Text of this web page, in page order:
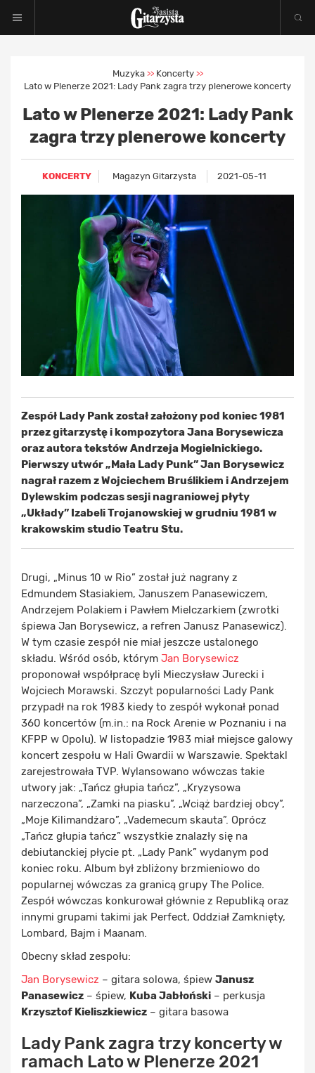
Muzyka >> Koncerty >>
Lato w Plenerze 2021: Lady Pank zagra trzy plenerowe koncerty
Lato w Plenerze 2021: Lady Pank
zagra trzy plenerowe koncerty
KONCERTY Magazyn Gitarzysta 2021-05-11
Zespół Lady Pank został założony pod koniec 1981
przez gitarzystę i kompozytora Jana Borysewicza
oraz autora tekstów Andrzeja Mogielnickiego.
Pierwszy utwór „Mała Lady Punk” Jan Borysewicz
nagrał razem z Wojciechem Bruślikiem i Andrzejem
Dylewskim podczas sesji nagraniowej płyty
„Układy” Izabeli Trojanowskiej w grudniu 1981 w
krakowskim studio Teatru Stu.
Drugi, „Minus 10 w Rio” został już nagrany z
Edmundem Stasiakiem, Januszem Panasewiczem,
Andrzejem Polakiem i Pawłem Mielczarkiem (zwrotki
śpiewa Jan Borysewicz, a refren Janusz Panasewicz).
W tym czasie zespół nie miał jeszcze ustalonego
składu. Wśród osób, którym Jan Borysewicz
proponował współpracę byli Mieczysław Jurecki i
Wojciech Morawski. Szczyt popularności Lady Pank
przypadł na rok 1983 kiedy to zespół wykonał ponad
360 koncertów (m.in.: na Rock Arenie w Poznaniu i na
KFPP w Opolu). W listopadzie 1983 miał miejsce galowy
koncert zespołu w Hali Gwardii w Warszawie. Spektakl
zarejestrowała TVP. Wylansowano wówczas takie
utwory jak: „Tańcz głupia tańcz”, „Kryzysowa
narzeczona”, „Zamki na piasku”, „Wciąż bardziej obcy”,
„Moje Kilimandżaro”, „Vademecum skauta”. Oprócz
„Tańcz głupia tańcz” wszystkie znalazły się na
debiutanckiej płycie pt. „Lady Pank” wydanym pod
koniec roku. Album był zbliżony brzmieniowo do
popularnej wówczas za granicą grupy The Police.
Zespół wówczas konkurował głównie z Republiką oraz
innymi grupami takimi jak Perfect, Oddział Zamknięty,
Lombard, Bajm i Maanam.
Obecny skład zespołu:
Jan Borysewicz – gitara solowa, śpiew Janusz
Panasewicz – śpiew, Kuba Jabłoński – perkusja
Krzysztof Kieliszkiewicz – gitara basowa
Lady Pank zagra trzy koncerty w
ramach Lato w Plenerze 2021